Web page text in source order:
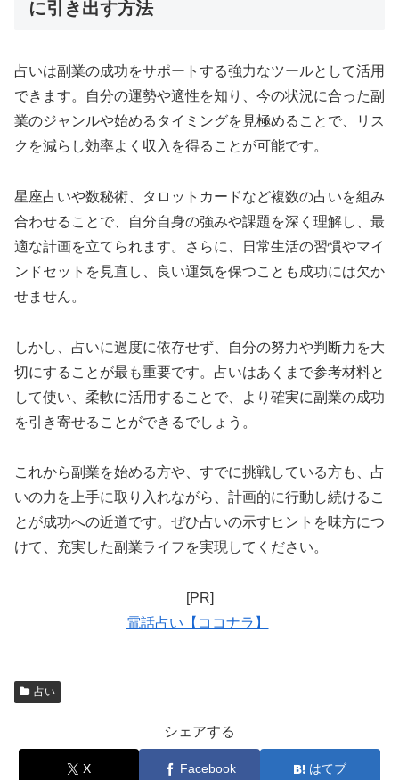
に引き出す方法
占いは副業の成功をサポートする強力なツールとして活用
できます。自分の運勢や適性を知り、今の状況に合った副
業のジャンルや始めるタイミングを見極めることで、リス
クを減らし効率よく収入を得ることが可能です。
星座占いや数秘術、タロットカードなど複数の占いを組み
合わせることで、自分自身の強みや課題を深く理解し、最
適な計画を立てられます。さらに、日常生活の習慣やマイ
ンドセットを見直し、良い運気を保つことも成功には欠か
せません。
しかし、占いに過度に依存せず、自分の努力や判断力を大
切にすることが最も重要です。占いはあくまで参考材料と
して使い、柔軟に活用することで、より確実に副業の成功
を引き寄せることができるでしょう。
これから副業を始める方や、すでに挑戦している方も、占
いの力を上手に取り入れながら、計画的に行動し続けるこ
とが成功への近道です。ぜひ占いの示すヒントを味方につ
けて、充実した副業ライフを実現してください。
[PR]
電話占い【ココナラ】
占い
シェアする
X Facebook はてブ